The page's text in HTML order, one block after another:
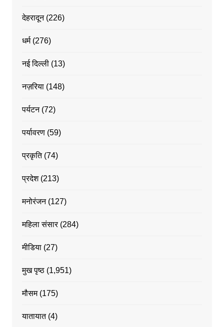
देहरादून(226)
धर्म(276)
नई दिल्ली(13)
नज़रिया(148)
पर्यटन(72)
पर्यावरण(59)
प्रकृति(74)
प्रदेश(213)
मनोरंजन(127)
महिला संसार(284)
मीडिया(27)
मुख पृष्ठ(1,951)
मौसम(175)
यातायात(4)